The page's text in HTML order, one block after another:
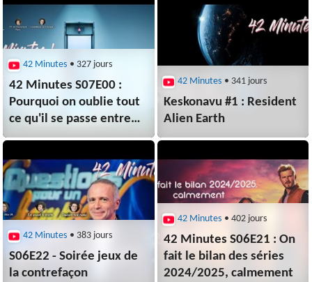
42 Minutes • 327 jours
42 Minutes S07E00 :
Pourquoi on oublie tout
ce qu'il se passe entre
deux saisons ?
42 Minutes • 341 jours
Keskonavu #1 : Resident
Alien Earth
42 Minutes • 383 jours
S06E22 - Soirée jeux de
la contrefaçon
42 Minutes • 402 jours
42 Minutes S06E21 : On
fait le bilan des séries
2024/2025, calmement